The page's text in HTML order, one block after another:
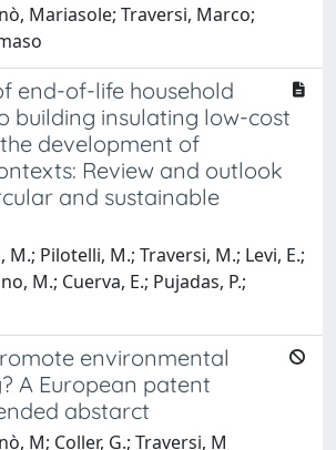
Mariasole; Traversi, Marco;
end-of-life household
building insulating low-cost
development of
Review and outlook
and sustainable
M.; Pilotelli, M.; Traversi, M.; Levi, E.;
M.; Cuerva, E.; Pujadas, P.;
environmental
A European patent
abstarct
M; Coller, G.; Traversi, M